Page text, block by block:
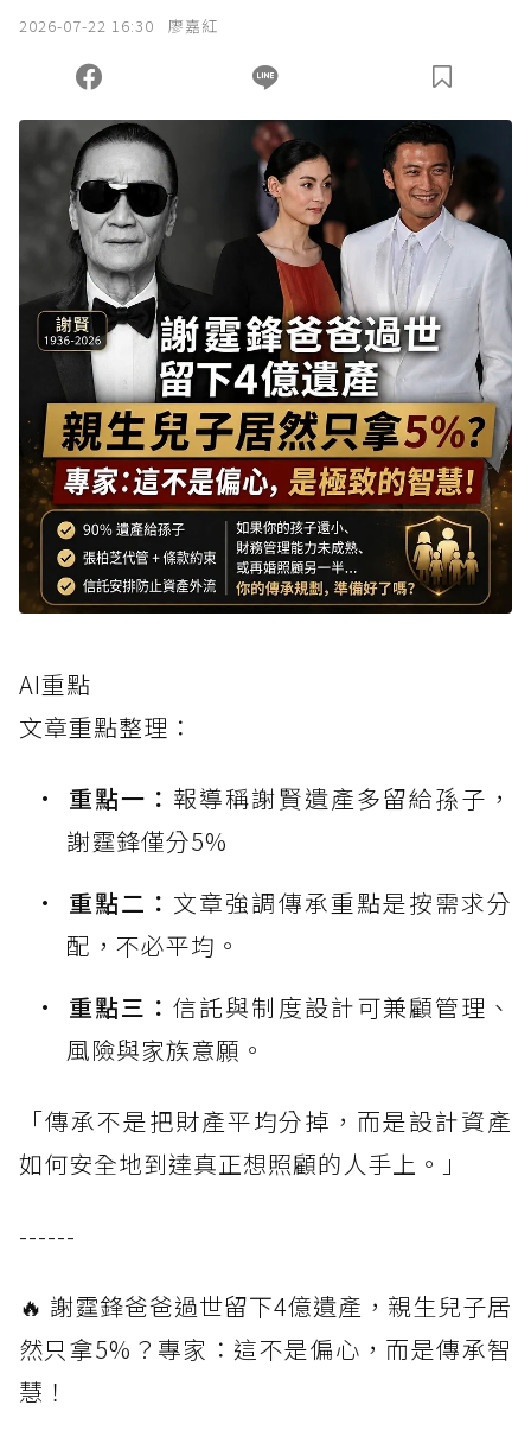
2026-07-22 16:30 廖嘉紅
AI重點
文章重點整理：
重點一： 報導稱謝賢遺產多留給孫子，
謝霆鋒僅分5%
重點二： 文章強調傳承重點是按需求分
配，不必平均。
重點三：信託與制度設計可兼顧管理、
風險與家族意願。
「傳承不是把財產平均分掉，而是設計資產
如何安全地到達真正想照顧的人手上。」
------
🔥 謝霆鋒爸爸過世留下4億遺產，親生兒子居
然只拿5%？專家：這不是偏心，而是傳承智
慧！